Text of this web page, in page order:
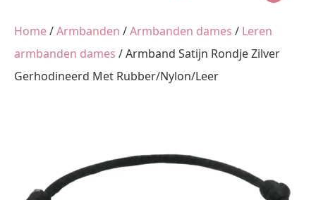
Home/Armbanden /Armbanden dames / Leren
armbanden dames / Armband Satijn Rondje Zilver
Gerhodineerd Met Rubber/Nylon/Leer